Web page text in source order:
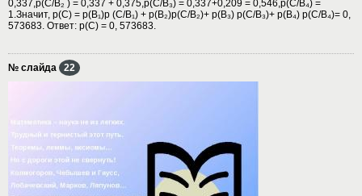
0,337,р(С/В₂ ) = 0,337 + 0,375,р(C/В₃) = 0,337+0,209 = 0,546,р(С/В₄) =
1.Значит, р(С) = р(В₁)р (С/В₁) + р(В₂)р(С/В₂)+ р(В₃) р(C/В₃)+ р(В₄) р(С/В₄)= 0,
573683. Ответ: р(С) = 0, 573683.
№ слайда 22